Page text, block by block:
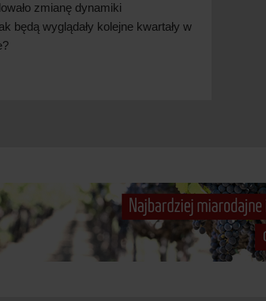
zmianę dynamiki
będą wyglądały kolejne kwartały w